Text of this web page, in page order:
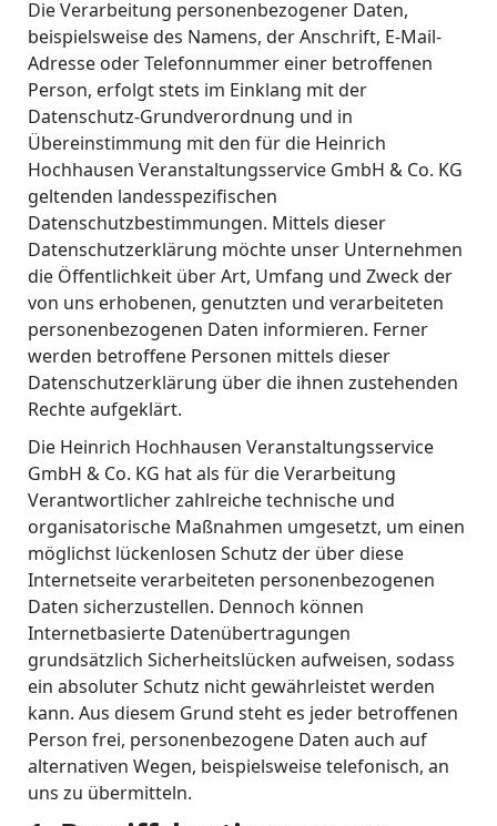
Die Verarbeitung personenbezogener Daten,
beispielsweise des Namens, der Anschrift, E-Mail-
Adresse oder Telefonnummer einer betroffenen
Person, erfolgt stets im Einklang mit der
Datenschutz-Grundverordnung und in
Übereinstimmung mit den für die Heinrich
Hochhausen Veranstaltungsservice GmbH & Co. KG
geltenden landesspezifischen
Datenschutzbestimmungen. Mittels dieser
Datenschutzerklärung möchte unser Unternehmen
die Öffentlichkeit über Art, Umfang und Zweck der
von uns erhobenen, genutzten und verarbeiteten
personenbezogenen Daten informieren. Ferner
werden betroffene Personen mittels dieser
Datenschutzerklärung über die ihnen zustehenden
Rechte aufgeklärt.
Die Heinrich Hochhausen Veranstaltungsservice
GmbH & Co. KG hat als für die Verarbeitung
Verantwortlicher zahlreiche technische und
organisatorische Maßnahmen umgesetzt, um einen
möglichst lückenlosen Schutz der über diese
Internetseite verarbeiteten personenbezogenen
Daten sicherzustellen. Dennoch können
Internetbasierte Datenübertragungen
grundsätzlich Sicherheitslücken aufweisen, sodass
ein absoluter Schutz nicht gewährleistet werden
kann. Aus diesem Grund steht es jeder betroffenen
Person frei, personenbezogene Daten auch auf
alternativen Wegen, beispielsweise telefonisch, an
uns zu übermitteln.